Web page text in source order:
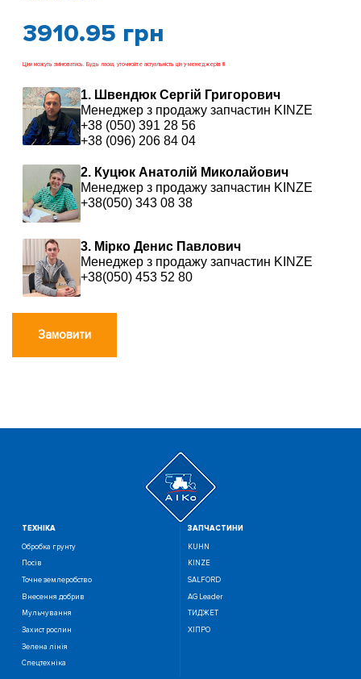
3910.95 грн
Ціни можуть змінюватись. Будь ласка, уточнюйте актуальність цін у менеджерів !!!
1. Швендюк Сергій Григорович
Менеджер з продажу запчастин KINZE
+38 (050) 391 28 56
+38 (096) 206 84 04
2. Куцюк Анатолій Миколайович
Менеджер з продажу запчастин KINZE
+38(050) 343 08 38
3. Мірко Денис Павлович
Менеджер з продажу запчастин KINZE
+38(050) 453 52 80
Замовити
ТЕХНIКА
Обробка грунту
Посiв
Точне землеробство
Внесення добрив
Мульчування
Захист рослин
Зелена лінія
Спецтехніка
ЗАПЧАСТИНИ
KUHN
KINZE
SALFORD
AG Leader
ТИДЖЕТ
ХІПРО